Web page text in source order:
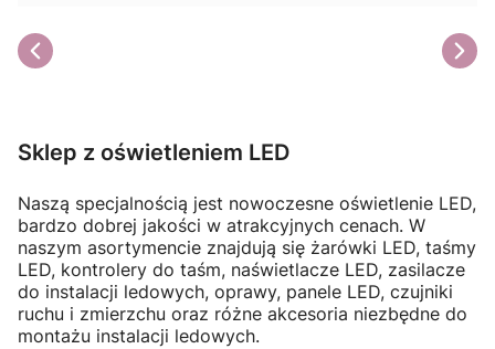
praktycznych sposobów na oświetlenie ogrodu są
wbijane lampki solarne
Sklep z oświetleniem LED
Naszą specjalnością jest nowoczesne oświetlenie LED,
bardzo dobrej jakości w atrakcyjnych cenach. W
naszym asortymencie znajdują się żarówki LED, taśmy
LED, kontrolery do taśm, naświetlacze LED, zasilacze
do instalacji ledowych, oprawy, panele LED, czujniki
ruchu i zmierzchu oraz różne akcesoria niezbędne do
montażu instalacji ledowych.